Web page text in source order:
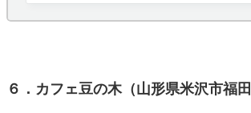
６．カフェ豆の木（山形県米沢市福田